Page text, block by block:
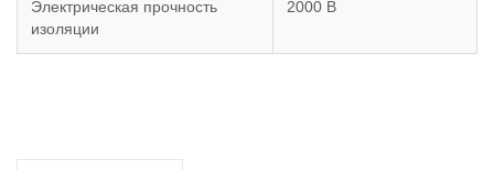
Электрическая прочность
изоляции
2000 В